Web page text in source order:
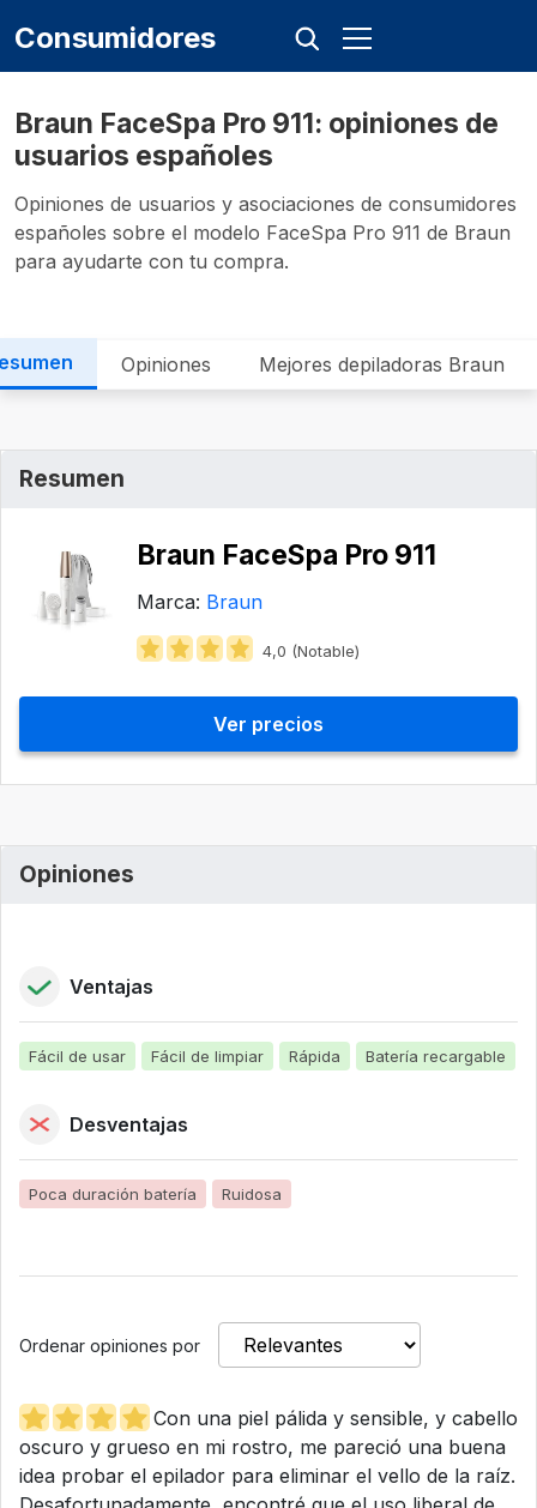
Consumidores
Braun FaceSpa Pro 911: opiniones de
usuarios españoles
Opiniones de usuarios y asociaciones de consumidores
españoles sobre el modelo FaceSpa Pro 911 de Braun
para ayudarte con tu compra.
Opiniones Mejores depiladoras Braun
Resumen
Braun FaceSpa Pro 911
Marca: Braun
4,0 (Notable)
Ver precios
Opiniones
Ventajas
Fácil de usar Fácil de limpiar Rápida Batería recargable
Desventajas
Poca duración batería Ruidosa
Ordenar opiniones por
Con una piel pálida y sensible, y cabello
oscuro y grueso en mi rostro, me pareció una buena
idea probar el epilador para eliminar el vello de la raíz.